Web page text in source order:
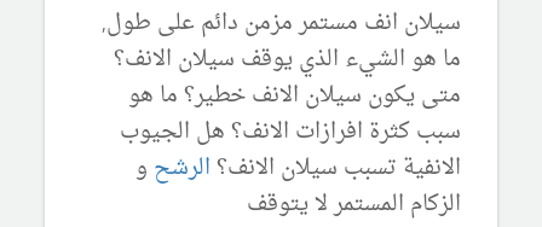
سيلان انف مستمر مزمن دائم على طول,
ما هو الشيء الذي يوقف سيلان الانف؟
متى يكون سيلان الانف خطير؟ ما هو
سبب كثرة افرازات الانف؟ هل الجيوب
الانفية تسبب سيلان الانف؟الرشح و
الزكام المستمر لا يتوقف